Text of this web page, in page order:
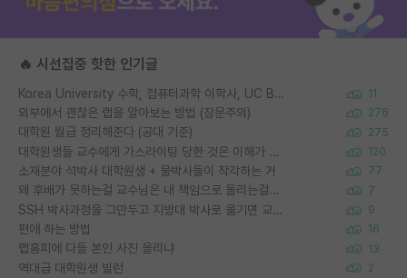
🔥 시선집중 핫한 인기글
Korea University 수학, 컴퓨터과학 이학사, UC Berkeley 산업공학 대학원 공학박사가 되는 것은 쉽지 않겠죠? 11
외부에서 괜찮은 랩을 알아보는 방법 (장문주의) 276
대학원 월급 정리해준다 (공대 기준) 275
대학원생들 교수에게 가스라이팅 당한 것은 이해가 갑니다. 안타깝네요. 120
소재분야 석박사 대학원생 + 물박사들이 착각하는 거 77
왜 후배가 못하는걸 교수님은 내 책임으로 돌리는걸까요? 7
SSH 박사과정을 그만두고 지방대 박사로 옮기면 교수의 꿈은 끝일까요? 9
편애 하는 방법 16
랩홈피에 다들 본인 사진 올리냐 13
역대급 대학원생 빌런 2